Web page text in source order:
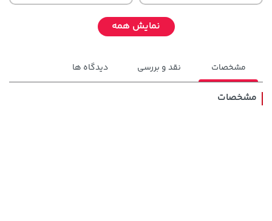
نمایش همه
مشخصات نقد و بررسی دیدگاه ها
مشخصات